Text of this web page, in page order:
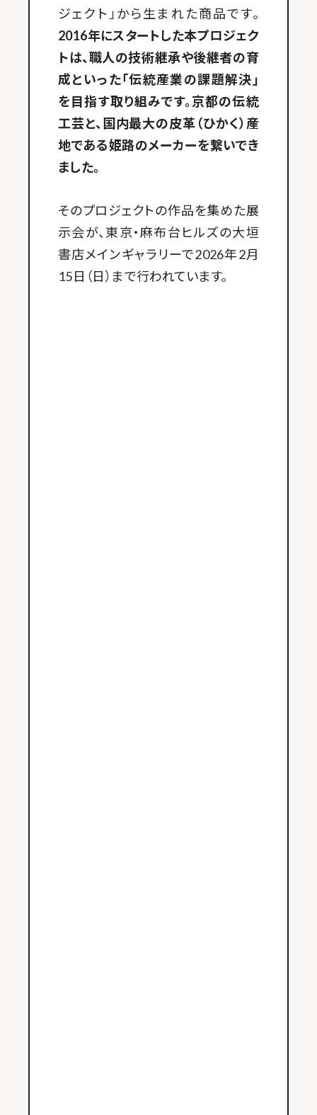
ジェクト」から生まれた商品です。
2016年にスタートした本プロジェク
トは、職人の技術継承や後継者の育
成といった「伝統産業の課題解決」
を目指す取り組みです。京都の伝統
工芸と、国内最大の皮革（ひかく）産
地である姫路のメーカーを繋いでき
ました。
そのプロジェクトの作品を集めた展
示会が、東京・麻布台ヒルズの大垣
書店メインギャラリーで2026年2月
15日（日）まで行われています。